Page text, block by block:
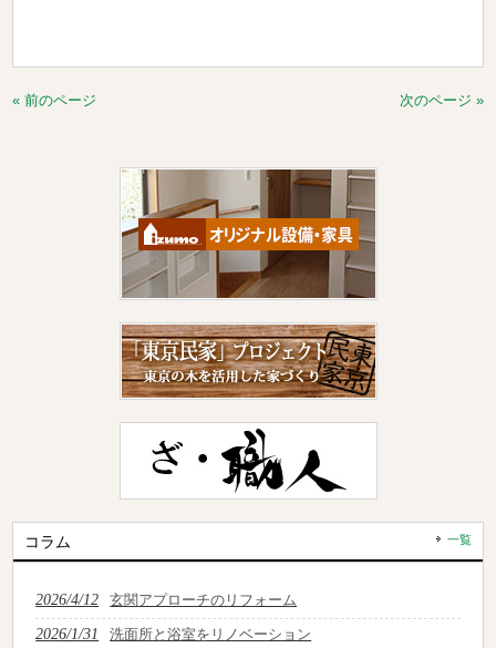
« 前のページ 次のページ »
コラム 一覧
2026/4/12 玄関アプローチのリフォーム
2026/1/31 洗面所と浴室をリノベーション